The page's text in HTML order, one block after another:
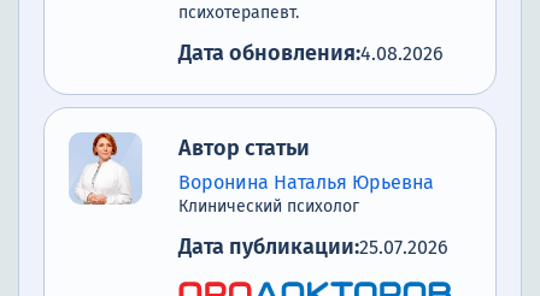
психотерапевт.
Дата обновления:4.08.2026
Автор статьи
Воронина Наталья Юрьевна
Клинический психолог
Дата публикации:25.07.2026